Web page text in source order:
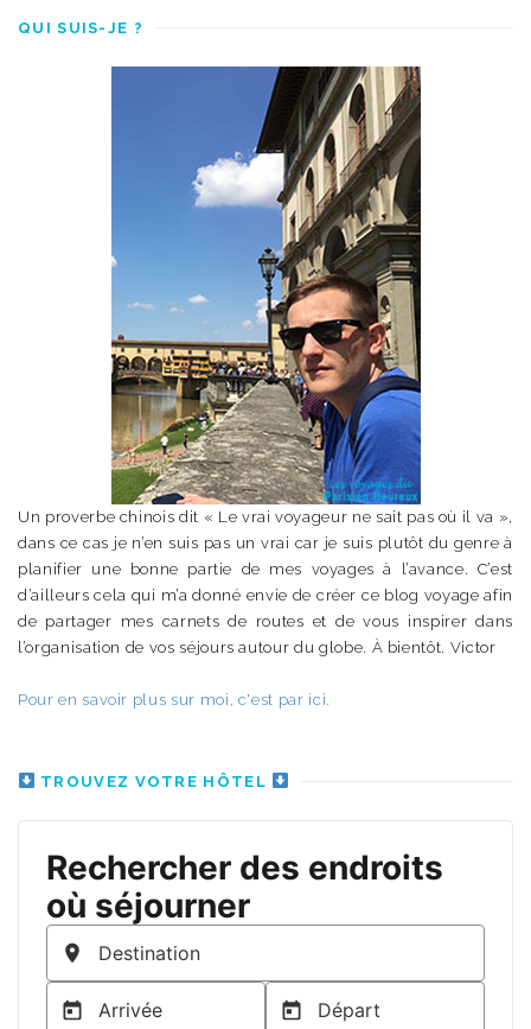
QUI SUIS-JE ?
Un proverbe chinois dit « Le vrai voyageur ne sait pas où il va »,
dans ce cas je n’en suis pas un vrai car je suis plutôt du genre à
planifier une bonne partie de mes voyages à l’avance. C’est
d’ailleurs cela qui m’a donné envie de créer ce blog voyage afin
de partager mes carnets de routes et de vous inspirer dans
l’organisation de vos séjours autour du globe. À bientôt. Victor
Pour en savoir plus sur moi, c'est par ici.
TROUVEZ VOTRE HÔTEL